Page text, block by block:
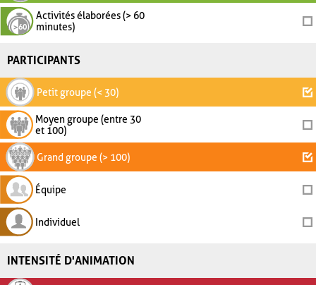
Activités élaborées (> 60
minutes)
PARTICIPANTS
Petit groupe (< 30)
Moyen groupe (entre 30
et 100)
Grand groupe (> 100)
Équipe
Individuel
INTENSITÉ D'ANIMATION